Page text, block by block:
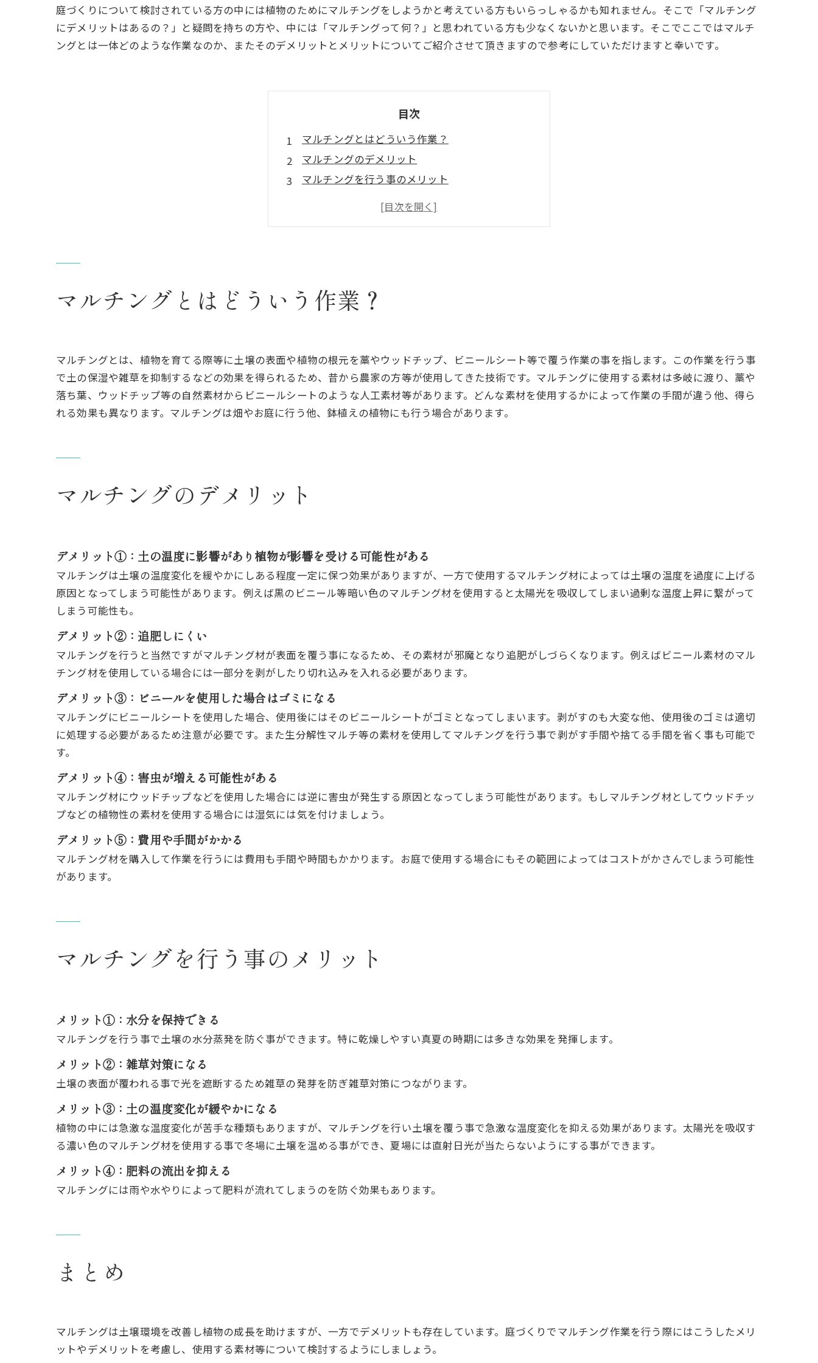
庭づくりについて検討されている方の中には植物のためにマルチングをしようかと考えている方もいらっしゃるかも知れません。そこで「マルチング
にデメリットはあるの？」と疑問を持ちの方や、中には「マルチングって何？」と思われている方も少なくないかと思います。そこでここではマルチ
ングとは一体どのような作業なのか、またそのデメリットとメリットについてご紹介させて頂きますので参考にしていただけますと幸いです。
目次
マルチングとはどういう作業？
マルチングのデメリット
マルチングを行う事のメリット
マルチングとはどういう作業？
マルチングとは、植物を育てる際等に土壌の表面や植物の根元を藁やウッドチップ、ビニールシート等で覆う作業の事を指します。この作業を行う事
で土の保湿や雑草を抑制するなどの効果を得られるため、昔から農家の方等が使用してきた技術です。マルチングに使用する素材は多岐に渡り、藁や
落ち葉、ウッドチップ等の自然素材からビニールシートのような人工素材等があります。どんな素材を使用するかによって作業の手間が違う他、得ら
れる効果も異なります。マルチングは畑やお庭に行う他、鉢植えの植物にも行う場合があります。
マルチングのデメリット
デメリット①：土の温度に影響があり植物が影響を受ける可能性がある
マルチングは土壌の温度変化を緩やかにしある程度一定に保つ効果がありますが、一方で使用するマルチング材によっては土壌の温度を過度に上げる
原因となってしまう可能性があります。例えば黒のビニール等暗い色のマルチング材を使用すると太陽光を吸収してしまい過剰な温度上昇に繋がって
しまう可能性も。
デメリット②：追肥しにくい
マルチングを行うと当然ですがマルチング材が表面を覆う事になるため、その素材が邪魔となり追肥がしづらくなります。例えばビニール素材のマル
チング材を使用している場合には一部分を剥がしたり切れ込みを入れる必要があります。
デメリット③：ビニールを使用した場合はゴミになる
マルチングにビニールシートを使用した場合、使用後にはそのビニールシートがゴミとなってしまいます。剥がすのも大変な他、使用後のゴミは適切
に処理する必要があるため注意が必要です。また生分解性マルチ等の素材を使用してマルチングを行う事で剥がす手間や捨てる手間を省く事も可能で
す。
デメリット④：害虫が増える可能性がある
マルチング材にウッドチップなどを使用した場合には逆に害虫が発生する原因となってしまう可能性があります。もしマルチング材としてウッドチッ
プなどの植物性の素材を使用する場合には湿気には気を付けましょう。
デメリット⑤：費用や手間がかかる
マルチング材を購入して作業を行うには費用も手間や時間もかかります。お庭で使用する場合にもその範囲によってはコストがかさんでしまう可能性
があります。
マルチングを行う事のメリット
メリット①：水分を保持できる
マルチングを行う事で土壌の水分蒸発を防ぐ事ができます。特に乾燥しやすい真夏の時期には多きな効果を発揮します。
メリット②：雑草対策になる
土壌の表面が覆われる事で光を遮断するため雑草の発芽を防ぎ雑草対策につながります。
メリット③：土の温度変化が緩やかになる
植物の中には急激な温度変化が苦手な種類もありますが、マルチングを行い土壌を覆う事で急激な温度変化を抑える効果があります。太陽光を吸収す
る濃い色のマルチング材を使用する事で冬場に土壌を温める事ができ、夏場には直射日光が当たらないようにする事ができます。
メリット④：肥料の流出を抑える
マルチングには雨や水やりによって肥料が流れてしまうのを防ぐ効果もあります。
まとめ
マルチングは土壌環境を改善し植物の成長を助けますが、一方でデメリットも存在しています。庭づくりでマルチング作業を行う際にはこうしたメリ
ットやデメリットを考慮し、使用する素材等について検討するようにしましょう。